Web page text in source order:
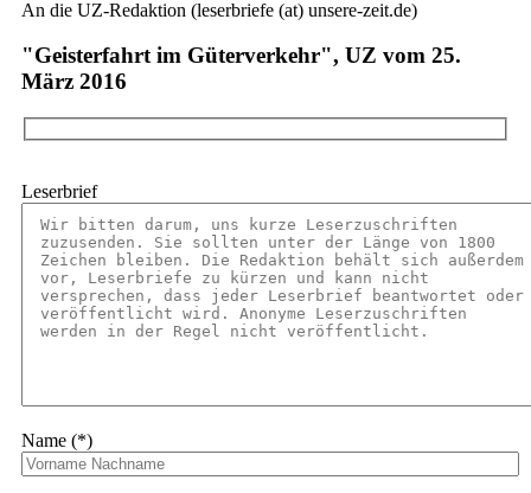
An die UZ-Redaktion (leserbriefe (at) unsere-zeit.de)
"Geisterfahrt im Güterverkehr", UZ vom 25.
März 2016
Leserbrief
Name (*)